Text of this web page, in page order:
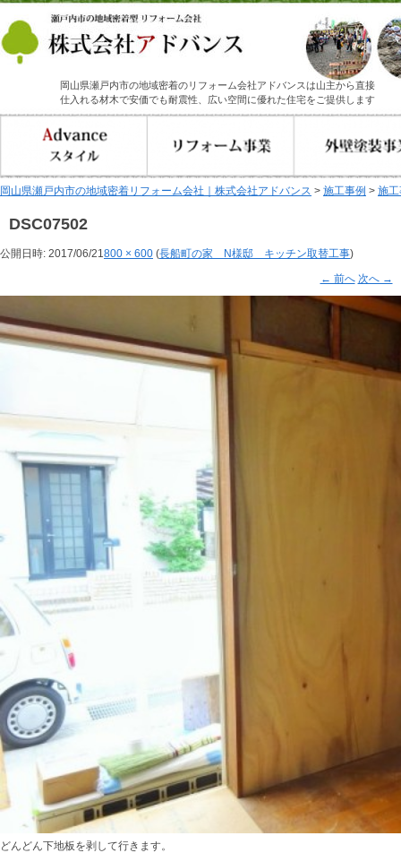
岡山県瀬戸内市の地域密着のリフォーム会社アドバンスは山主から直接
仕入れる材木で安価でも耐震性、広い空間に優れた住宅をご提供します
岡山県瀬戸内市の地域密着リフォーム会社｜株式会社アドバンス > 施工事例 > 施
DSC07502
公開日時: 2017/06/21800 × 600 (長船町の家 N様邸 キッチン取替工事)
← 前へ 次へ →
どんどん下地板を剥して行きます。